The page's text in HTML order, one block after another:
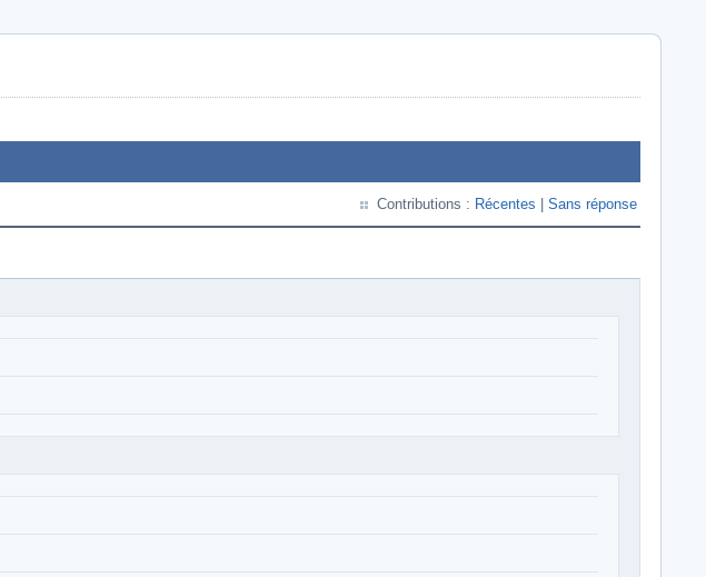
Contributions : Récentes Sans réponse